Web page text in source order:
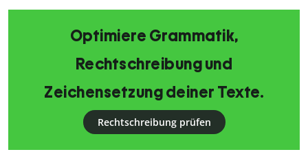
Optimiere Grammatik,
Rechtschreibung und
Zeichensetzung deiner Texte.
Rechtschreibung prüfen